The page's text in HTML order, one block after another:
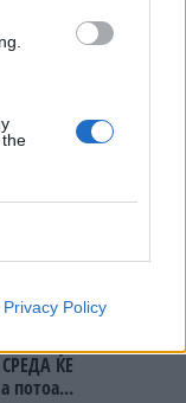
Privacy Policy
СЕ СУДИ
НА
НА
на
својата
ЌЕ
потоа...